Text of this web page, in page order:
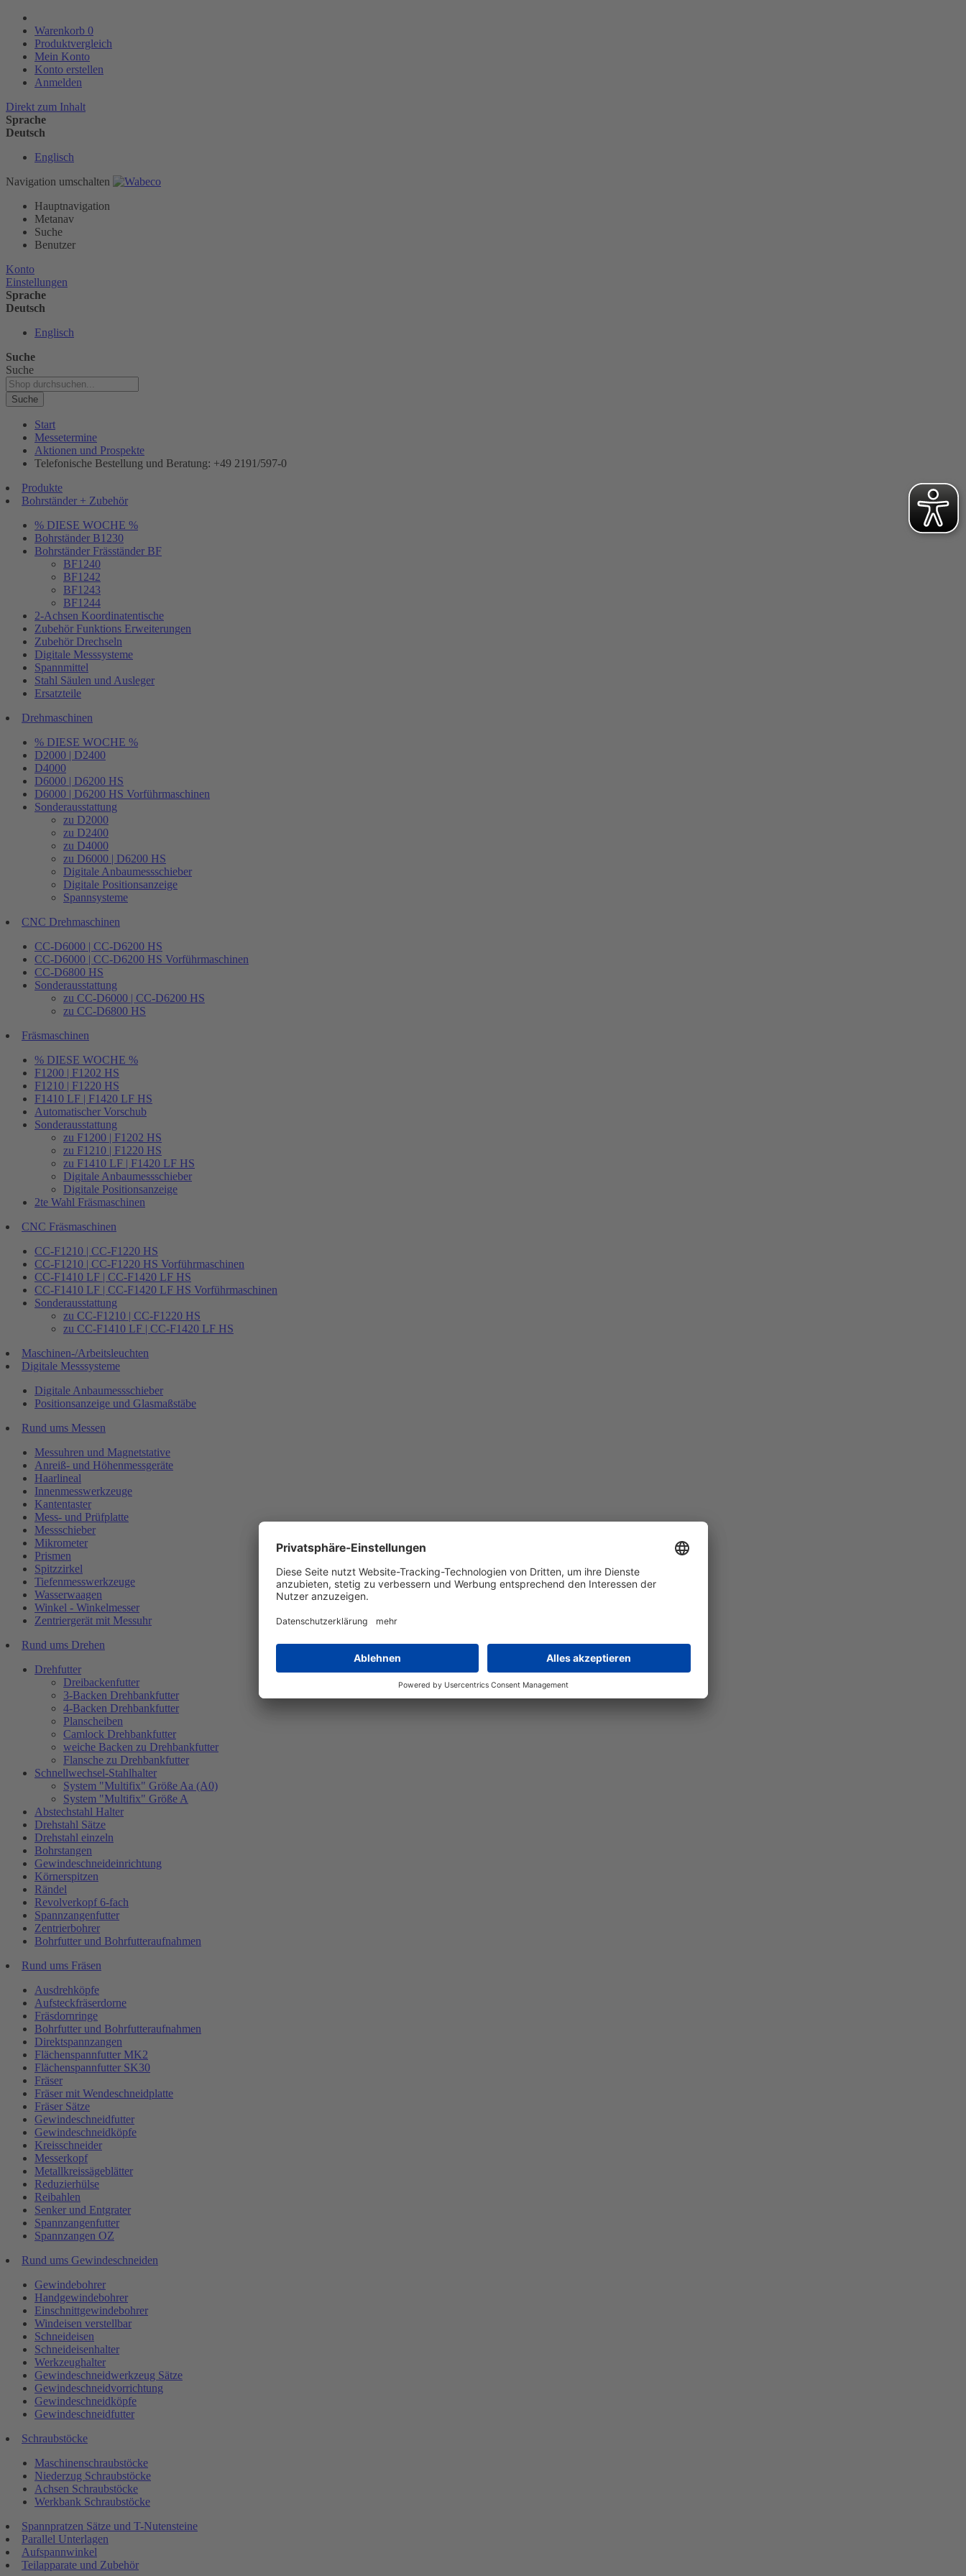
Warenkorb 0
Produktvergleich
Mein Konto
Konto erstellen
Anmelden
Direkt zum Inhalt
Sprache
Deutsch
Englisch
Navigation umschalten
Hauptnavigation
Metanav
Suche
Benutzer
Konto
Einstellungen
Sprache
Deutsch
Englisch
Suche
Suche
Suche
Start
Messetermine
Aktionen und Prospekte
Telefonische Bestellung und Beratung: +49 2191/597-0
Produkte
Bohrständer + Zubehör
% DIESE WOCHE %
Bohrständer B1230
Bohrständer Fräsständer BF
BF1240
BF1242
BF1243
BF1244
2-Achsen Koordinatentische
Zubehör Funktions Erweiterungen
Zubehör Drechseln
Digitale Messsysteme
Spannmittel
Stahl Säulen und Ausleger
Ersatzteile
Drehmaschinen
% DIESE WOCHE %
D2000 | D2400
D4000
D6000 | D6200 HS
D6000 | D6200 HS Vorführmaschinen
Sonderausstattung
zu D2000
zu D2400
zu D4000
zu D6000 | D6200 HS
Digitale Anbaumessschieber
Digitale Positionsanzeige
Spannsysteme
CNC Drehmaschinen
CC-D6000 | CC-D6200 HS
CC-D6000 | CC-D6200 HS Vorführmaschinen
CC-D6800 HS
Sonderausstattung
zu CC-D6000 | CC-D6200 HS
zu CC-D6800 HS
Fräsmaschinen
% DIESE WOCHE %
F1200 | F1202 HS
F1210 | F1220 HS
F1410 LF | F1420 LF HS
Automatischer Vorschub
Sonderausstattung
zu F1200 | F1202 HS
zu F1210 | F1220 HS
zu F1410 LF | F1420 LF HS
Digitale Anbaumessschieber
Digitale Positionsanzeige
2te Wahl Fräsmaschinen
CNC Fräsmaschinen
CC-F1210 | CC-F1220 HS
CC-F1210 | CC-F1220 HS Vorführmaschinen
CC-F1410 LF | CC-F1420 LF HS
CC-F1410 LF | CC-F1420 LF HS Vorführmaschinen
Sonderausstattung
zu CC-F1210 | CC-F1220 HS
zu CC-F1410 LF | CC-F1420 LF HS
Maschinen-/Arbeitsleuchten
Digitale Messsysteme
Digitale Anbaumessschieber
Positionsanzeige und Glasmaßstäbe
Rund ums Messen
Messuhren und Magnetstative
Anreiß- und Höhenmessgeräte
Haarlineal
Innenmesswerkzeuge
Kantentaster
Mess- und Prüfplatte
Messschieber
Mikrometer
Prismen
Spitzzirkel
Tiefenmesswerkzeuge
Wasserwaagen
Winkel - Winkelmesser
Zentriergerät mit Messuhr
Rund ums Drehen
Drehfutter
Dreibackenfutter
3-Backen Drehbankfutter
4-Backen Drehbankfutter
Planscheiben
Camlock Drehbankfutter
weiche Backen zu Drehbankfutter
Flansche zu Drehbankfutter
Schnellwechsel-Stahlhalter
System "Multifix" Größe Aa (A0)
System "Multifix" Größe A
Abstechstahl Halter
Drehstahl Sätze
Drehstahl einzeln
Bohrstangen
Gewindeschneideinrichtung
Körnerspitzen
Rändel
Revolverkopf 6-fach
Spannzangenfutter
Zentrierbohrer
Bohrfutter und Bohrfutteraufnahmen
Rund ums Fräsen
Ausdrehköpfe
Aufsteckfräserdorne
Fräsdornringe
Bohrfutter und Bohrfutteraufnahmen
Direktspannzangen
Flächenspannfutter MK2
Flächenspannfutter SK30
Fräser
Fräser mit Wendeschneidplatte
Fräser Sätze
Gewindeschneidfutter
Gewindeschneidköpfe
Kreisschneider
Messerkopf
Metallkreissägeblätter
Reduzierhülse
Reibahlen
Senker und Entgrater
Spannzangenfutter
Spannzangen OZ
Rund ums Gewindeschneiden
Gewindebohrer
Handgewindebohrer
Einschnittgewindebohrer
Windeisen verstellbar
Schneideisen
Schneideisenhalter
Werkzeughalter
Gewindeschneidwerkzeug Sätze
Gewindeschneidvorrichtung
Gewindeschneidköpfe
Gewindeschneidfutter
Schraubstöcke
Maschinenschraubstöcke
Niederzug Schraubstöcke
Achsen Schraubstöcke
Werkbank Schraubstöcke
Spannpratzen Sätze und T-Nutensteine
Parallel Unterlagen
Aufspannwinkel
Teilapparate und Zubehör